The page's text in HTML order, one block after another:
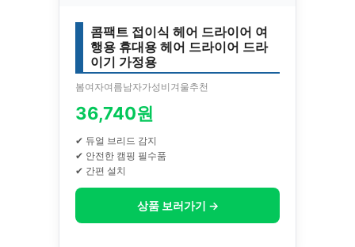
콤팩트 접이식 헤어 드라이어 여
행용 휴대용 헤어 드라이어 드라
이기 가정용
봄여자여름남자가성비겨울추천
36,740원
✔ 듀얼 브리드 감지
✔ 안전한 캠핑 필수품
✔ 간편 설치
상품 보러가기 →